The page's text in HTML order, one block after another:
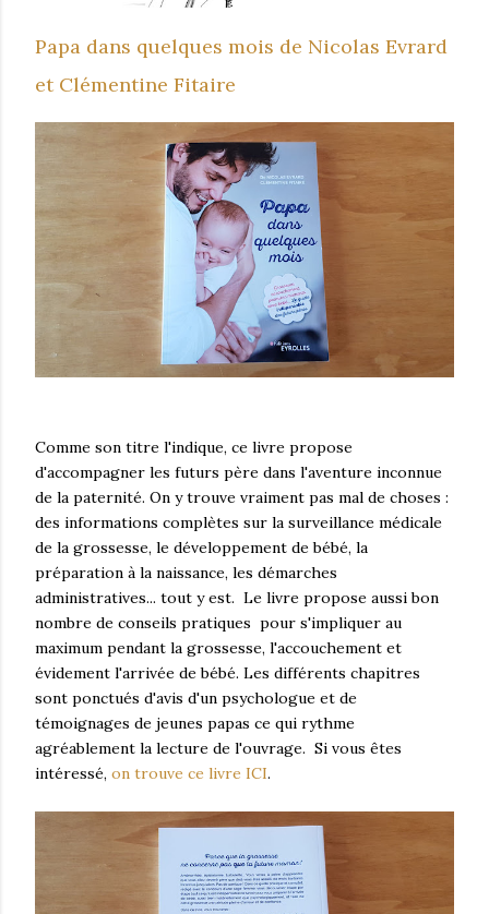
Papa dans quelques mois de Nicolas Evrard
et Clémentine Fitaire
Comme son titre l'indique, ce livre propose
d'accompagner les futurs père dans l'aventure inconnue
de la paternité. On y trouve vraiment pas mal de choses :
des informations complètes sur la surveillance médicale
de la grossesse, le développement de bébé, la
préparation à la naissance, les démarches
administratives... tout y est. Le livre propose aussi bon
nombre de conseils pratiques pour s'impliquer au
maximum pendant la grossesse, l'accouchement et
évidement l'arrivée de bébé. Les différents chapitres
sont ponctués d'avis d'un psychologue et de
témoignages de jeunes papas ce qui rythme
agréablement la lecture de l'ouvrage. Si vous êtes
intéressé, on trouve ce livre ICI.